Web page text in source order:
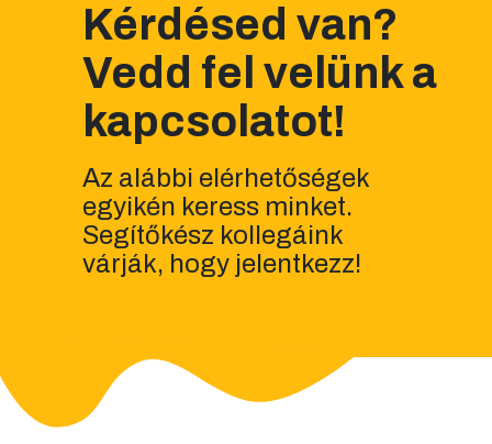
Kérdésed van?
Vedd fel velünk a
kapcsolatot!
Az alábbi elérhetőségek
egyikén keress minket.
Segítőkész kollegáink
várják, hogy jelentkezz!